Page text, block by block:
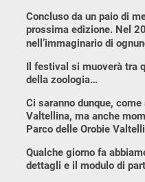
Concluso da un paio di
prossima edizione. Nel
nell’immaginario di
Il festival si muoverà tra
della zoologia…
Ci saranno dunque,
Valtellina, ma anche
Parco delle Orobie
Qualche giorno fa
dettagli e il modulo di